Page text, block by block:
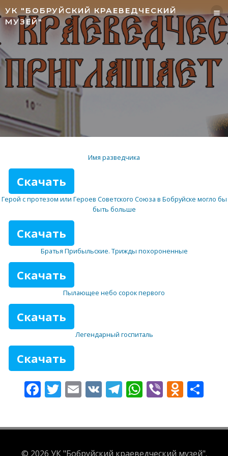
Перейти
к
содержимому
УК "БОБРУЙСКИЙ КРАЕВЕДЧЕСКИЙ
МУЗЕЙ"
Имя разведчика
Скачать
Герой с протезом или Героев Советского Союза в Бобруйске могло бы
быть больше
Скачать
Братья Прибыльские. Трижды похороненные
Скачать
Пылающее небо сорок первого
Скачать
Легендарный госпиталь
Скачать
Facebook
Twitter
Email
VK Telegram
WhatsApp
Viber
© 2026 УК "Бобруйский краеведческий музей".